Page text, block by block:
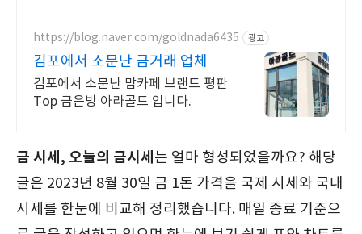
https://blog.naver.com/goldnada6435 광고
김포에서 소문난 금거래 업체
김포에서 소문난 맘카페 브랜드 평판
Top 금은방 아라골드 입니다.
금 시세, 오늘의 금시세 는 얼마 형성되었을까요? 해당
글은 2023년 8월 30일 금 1돈 가격을 국제 시세와 국내
시세를 한눈에 비교해 정리했습니다. 매일 종료 기준으